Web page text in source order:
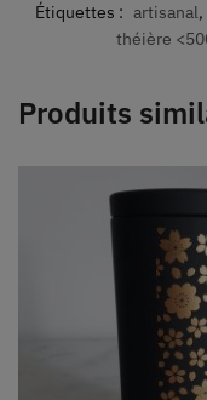
Étiquettes : artisanal,
théière
Produits